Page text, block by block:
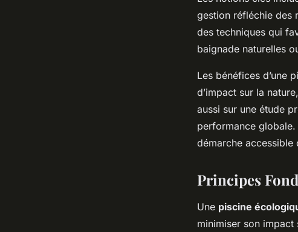
gestion réfléchie des
des techniques qui
baignade naturelles
Les bénéfices d’une
d’impact sur la
aussi sur une étude
performance globale.
démarche accessible
Principes
Une piscine
minimiser son impact